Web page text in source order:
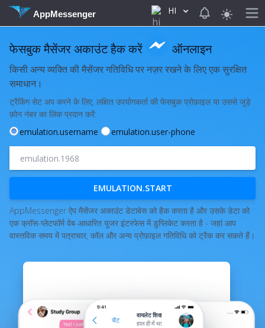
AppMessenger HI View
फेसबुक मैसेंजर अकाउंट हैक करें ऑनलाइन
किसी अन्य व्यक्ति की मैसेंजर गतिविधि पर नज़र रखने के लिए एक सुरक्षित
समाधान।
ट्रैकिंग सेट अप करने के लिए, लक्षित उपयोगकर्ता की फेसबुक प्रोफ़ाइल या उससे जुड़े
फ़ोन नंबर का लिंक प्रदान करें:
emulation.username
emulation.user-phone
EMULATION.START
AppMessenger ऐप मैसेंजर अकाउंट डेटाबेस को हैक करता है और उसके डेटा को
एक क्रॉस-प्लेटफॉर्म वेब-आधारित यूजर इंटरफेस में डुप्लिकेट करता है - जहां आप
वास्तविक समय में पत्राचार, कॉल और अन्य प्रोफ़ाइल गतिविधि को ट्रैक कर सकते हैं।
चैट
वायलेट शिवा
हाल ही में था